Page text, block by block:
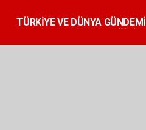
TÜRKİYE VE DÜNYA GÜNDEMİ